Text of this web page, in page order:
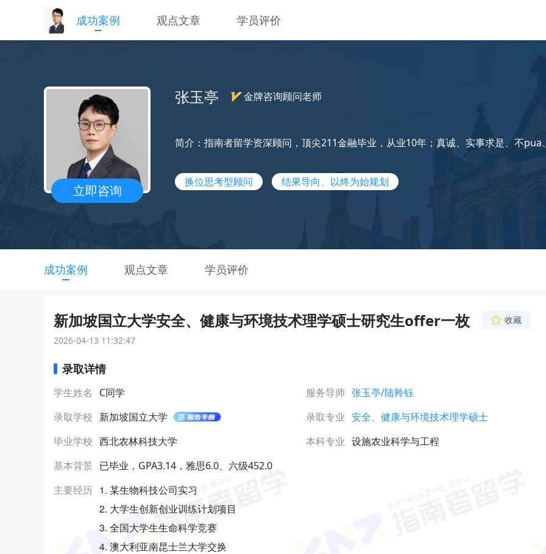
成功案例 观点文章 学员评价
立即咨询
张玉亭 金牌咨询顾问老师
简介：指南者留学资深顾问，顶尖211金融毕业，从业10年；真诚、实事求是、不pua
换位思考型顾问 结果导向、以终为始规划
成功案例 观点文章 学员评价
新加坡国立大学安全、健康与环境技术理学硕士研究生offer一枚
收藏
2026-04-13 11:32:47
录取详情
学生姓名 C同学 服务导师 张玉亭/陆羚钰
录取学校 新加坡国立大学 录取专业 安全、健康与环境技术理学硕士
毕业学校 西北农林科技大学 本科专业 设施农业科学与工程
基本背景 已毕业，GPA3.14，雅思6.0、六级452.0
主要经历 1. 某生物科技公司实习
2. 大学生创新创业训练计划项目
3. 全国大学生生命科学竞赛
4. 澳大利亚南昆士兰大学交换